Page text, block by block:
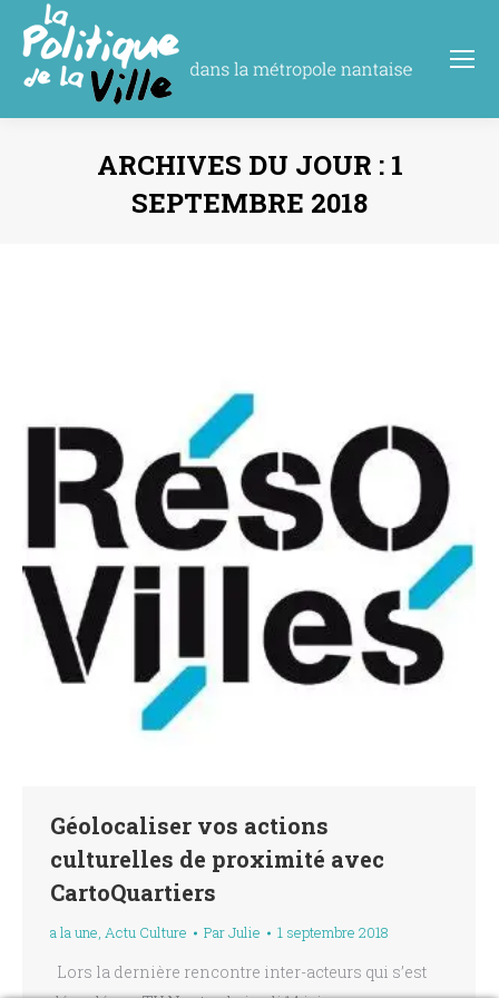
ARCHIVES DU JOUR : 1
SEPTEMBRE 2018
Géolocaliser vos actions
culturelles de proximité avec
CartoQuartiers
a la une, Actu Culture ParJulie 1 septembre 2018
Lors la dernière rencontre inter-acteurs qui s’est